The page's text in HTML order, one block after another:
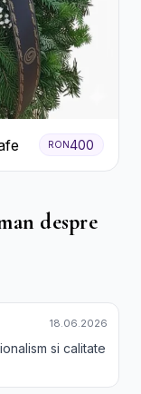
RON 400
despre
18.06.2026
si calitate